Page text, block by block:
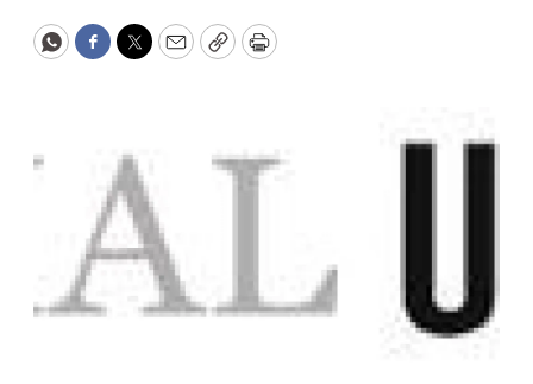
WhatsApp
Facebook
Twitter
EmailCopyPrint